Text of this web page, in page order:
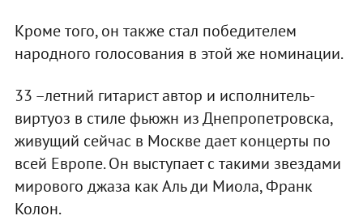
Кроме того, он также стал победителем
народного голосования в этой же номинации.
33 –летний гитарист автор и исполнитель-
виртуоз в стиле фьюжн из Днепропетровска,
живущий сейчас в Москве дает концерты по
всей Европе. Он выступает с такими звездами
мирового джаза как Аль ди Миола, Франк
Колон.